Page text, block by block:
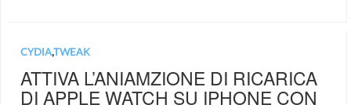
CYDIA,TWEAK
ATTIVA L’ANIAMZIONE DI RICARICA
DI APPLE WATCH SU IPHONE CON